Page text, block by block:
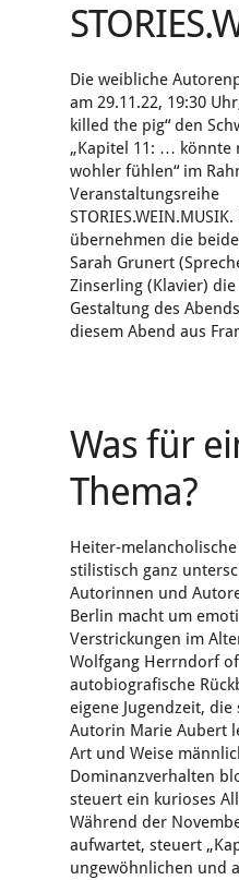
Die weibliche
am 29.11.22, 19:30
killed the pig“ den
„Kapitel 11: … könnte
wohler fühlen“ im
Veranstaltungsreihe
übernehmen die
Sarah Grunert
Zinserling (Klavier)
Gestaltung des
diesem Abend aus
Was für
Thema?
Heiter-
stilistisch ganz
Autorinnen und
Berlin macht um
Verstrickungen im
Wolfgang Herrndorf
autobiografische
eigene Jugendzeit, die
Autorin Marie Aubert
Art und Weise
Dominanzverhalten
steuert ein kurioses
Während der
aufwartet, steuert
ungewöhnlichen und